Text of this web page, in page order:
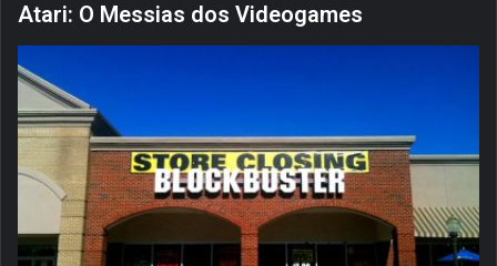
Atari: O Messias dos Videogames